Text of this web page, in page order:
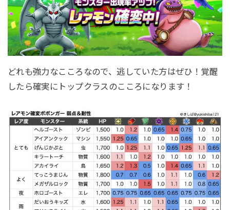
どれも強力なこころなので、逃していた方はぜひ！覚醒
したら確実にトップクラスのこころになります！